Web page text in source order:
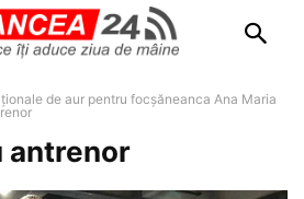
de aur pentru focșăneanca Ana Maria
antrenor